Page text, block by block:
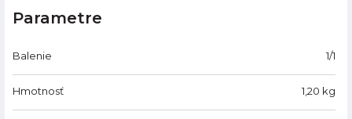
Parametre
Balenie 1/1
Hmotnosť 1,20 kg